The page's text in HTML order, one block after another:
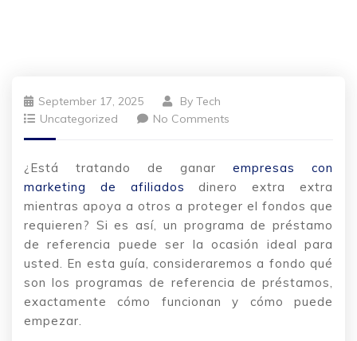
September 17, 2025 By Tech
Uncategorized
No Comments
¿Está tratando de ganar empresas con
marketing de afiliados dinero extra extra
mientras apoya a otros a proteger el fondos que
requieren? Si es así, un programa de préstamo
de referencia puede ser la ocasión ideal para
usted. En esta guía, consideraremos a fondo qué
son los programas de referencia de préstamos,
exactamente cómo funcionan y cómo puede
empezar.